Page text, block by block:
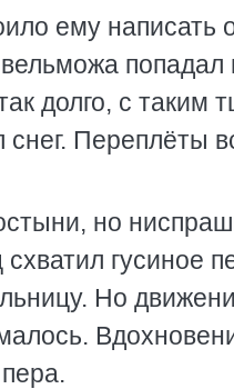
ему написать
долго, с таким
Переплёты
но
гусиное
Но